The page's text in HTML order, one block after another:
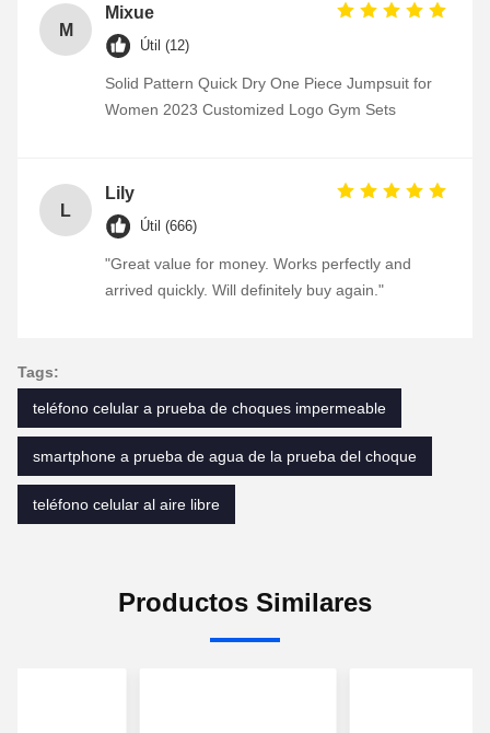
M
Mixue
Útil (12)
Solid Pattern Quick Dry One Piece Jumpsuit for
Women 2023 Customized Logo Gym Sets
L
Lily
Útil (666)
"Great value for money. Works perfectly and
arrived quickly. Will definitely buy again."
Tags:
teléfono celular a prueba de choques impermeable
smartphone a prueba de agua de la prueba del choque
teléfono celular al aire libre
Productos Similares